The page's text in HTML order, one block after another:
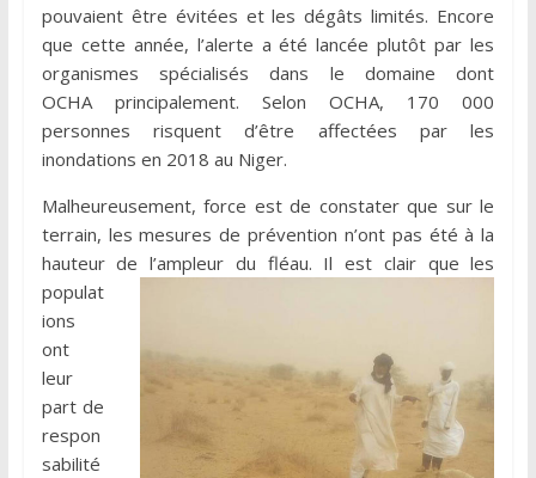
pouvaient être évitées et les dégâts limités. Encore
que cette année, l’alerte a été lancée plutôt par les
organismes spécialisés dans le domaine dont
OCHA principalement. Selon OCHA, 170 000
personnes risquent d’être affectées par les
inondations en 2018 au Niger.
Malheureusement, force est de constater que sur le
terrain, les mesures de prévention n’ont pas été à la
hauteur de l’ampleur du fléau. Il est clair que les
populat
ions
ont
leur
part de
respon
sabilité